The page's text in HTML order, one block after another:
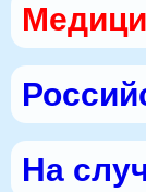
На